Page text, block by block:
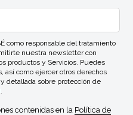
como responsable del tratamiento
nuestra newsletter con
productos y Servicios. Puedes
así como ejercer otros derechos
detallada sobre protección de
contenidas en la Política de